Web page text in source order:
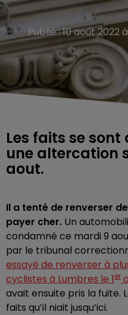
Publié : 10 août 2022
Les faits se
une altercation
aout.
Il a tenté de renverser
payer cher. Un
condamné ce mardi 9
par le tribunal
essayé de renverser à
cyclistes à Lumbres le 1er
avait ensuite pris la fuite.
faits qu’il niait jusqu’ici.